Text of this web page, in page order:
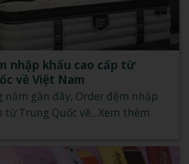
nhập khẩu cao cấp từ
về Việt Nam
năm gần đây, Order đệm nhập
từ Trung Quốc về...Xem thêm